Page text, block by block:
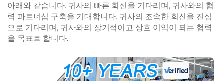
아래와 같습니다. 귀사의 빠른 회신을 기다리며, 귀사와의 협
력 파트너십 구축을 기대합니다. 귀사의 조속한 회신을 진심
으로 기다리며, 귀사와의 장기적이고 상호 이익이 되는 협력
을 목표로 합니다.